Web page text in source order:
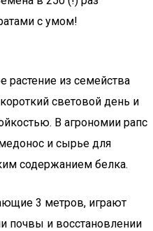
с умом!
растение из семейства
световой день и
В агрономии рапс
и сырье для
содержанием белка.
3 метров, играют
почвы и восстановлении